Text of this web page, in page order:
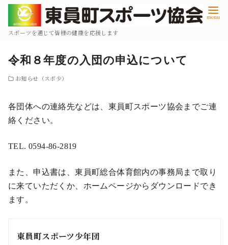
スポーツを通じて皆様の健康を応援します
令和８年度の入団の申込について
お知らせ（スポ少）
各団体への連絡先などは、東員町スポーツ協会までご連
絡ください。
TEL. 0594-86-2819
また、申込書は、東員町総合体育館内の事務局まで取り
に来ていただくか、ホームページからダウンロードでき
ます。
東員町スポーツ少年団